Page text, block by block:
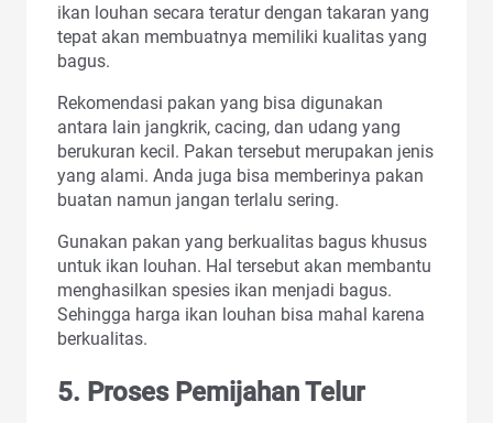
ikan louhan secara teratur dengan takaran yang
tepat akan membuatnya memiliki kualitas yang
bagus.
Rekomendasi pakan yang bisa digunakan
antara lain jangkrik, cacing, dan udang yang
berukuran kecil. Pakan tersebut merupakan jenis
yang alami. Anda juga bisa memberinya pakan
buatan namun jangan terlalu sering.
Gunakan pakan yang berkualitas bagus khusus
untuk ikan louhan. Hal tersebut akan membantu
menghasilkan spesies ikan menjadi bagus.
Sehingga harga ikan louhan bisa mahal karena
berkualitas.
5. Proses Pemijahan Telur